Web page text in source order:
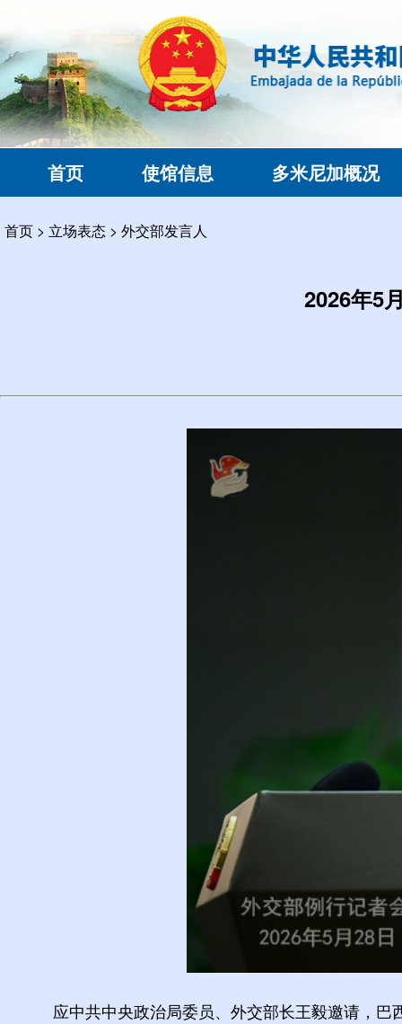
首页 使馆信息 多米尼加概况
首页 > 立场表态 > 外交部发言人
2026年5
应中共中央政治局委员、外交部长王毅邀请，